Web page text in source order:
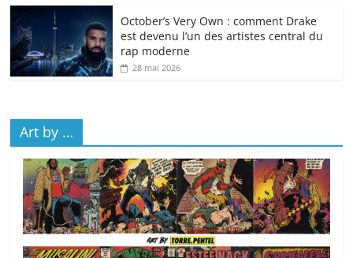
October’s Very Own : comment Drake
est devenu l’un des artistes central du
rap moderne
28 mai 2026
Art by …